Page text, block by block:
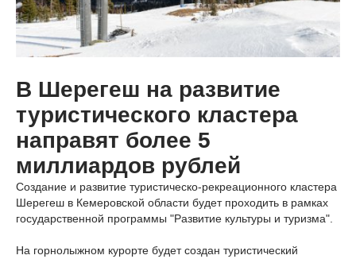
В Шерегеш на развитие
туристического кластера
направят более 5
миллиардов рублей
Создание и развитие туристическо-рекреационного кластера
Шерегеш в Кемеровской области будет проходить в рамках
государственной программы "Развитие культуры и туризма".
На горнолыжном курорте будет создан туристический